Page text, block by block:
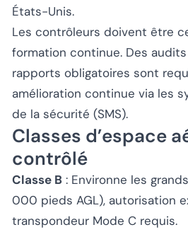
États-Unis.
Les contrôleurs doivent être
formation continue. Des
rapports obligatoires sont
amélioration continue via les
de la sécurité (SMS).
Classes d’espace
contrôlé
Classe B : Environne les
000 pieds AGL), autorisation
transpondeur Mode C requis.